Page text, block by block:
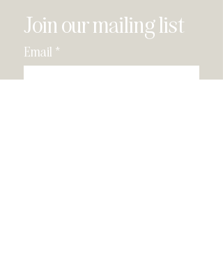
Join our mailing list
Email *